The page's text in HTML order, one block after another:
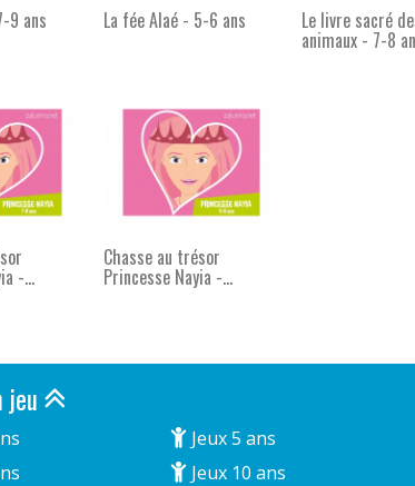
9 ans La fée Alaé - 5-6 ans Le livre sacré
animaux - 7-8
-...
Chasse au trésor
Princesse Nayia -...
jeu
Jeux 5 ans
Jeux 10 ans